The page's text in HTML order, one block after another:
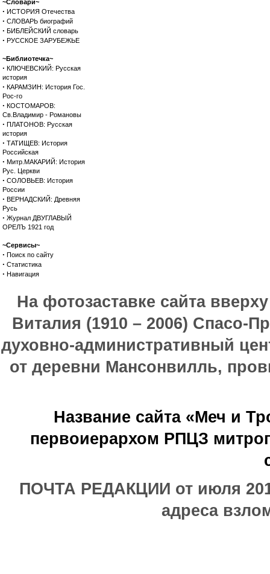
~Словари~
· ИСТОРИЯ Отечества
· СЛОВАРЬ биографий
· БИБЛЕЙСКИЙ словарь
· РУССКОЕ ЗАРУБЕЖЬЕ
~Библиотечка~
· КЛЮЧЕВСКИЙ: Русская
история
· КАРАМЗИН: История Гос.
Рос-го
· КОСТОМАРОВ:
Св.Владимир - Романовы
· ПЛАТОНОВ: Русская
история
· ТАТИЩЕВ: История
Российская
· Митр.МАКАРИЙ: История
Рус. Церкви
· СОЛОВЬЕВ: История
России
· ВЕРНАДСКИЙ: Древняя
Русь
· Журнал ДВУГЛАВЫЙ
ОРЕЛЪ 1921 год
~Сервисы~
· Поиск по сайту
· Статистика
· Навигация
На фотозаставке сайта
Виталия (1910 – 2006) Спасо-
духовно-административный
от деревни Мансонвилль,
Название сайта «Меч и
первоиерархом РПЦЗ
ПОЧТА РЕДАКЦИИ от июля
адреса